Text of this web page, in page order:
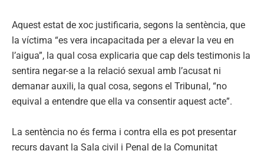
Aquest estat de xoc justificaria, segons la sentència, que
la víctima “es vera incapacitada per a elevar la veu en
l’aigua”, la qual cosa explicaria que cap dels testimonis la
sentira negar-se a la relació sexual amb l’acusat ni
demanar auxili, la qual cosa, segons el Tribunal, “no
equival a entendre que ella va consentir aquest acte”.
La sentència no és ferma i contra ella es pot presentar
recurs davant la Sala civil i Penal de la Comunitat